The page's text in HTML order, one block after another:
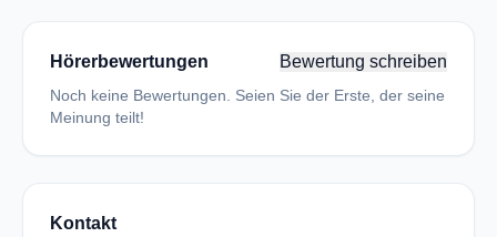
Hörerbewertungen Bewertung schreiben
Noch keine Bewertungen. Seien Sie der Erste, der seine
Meinung teilt!
Kontakt